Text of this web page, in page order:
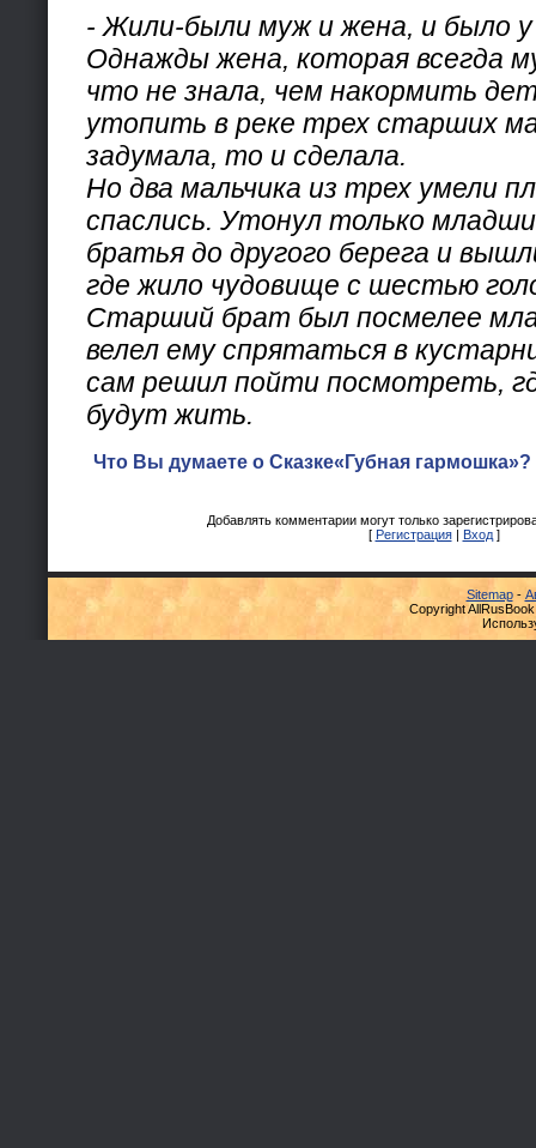
- Жили-были муж и жена, и было
Однажды жена, которая всегда
что не знала, чем накормить
утопить в реке трех старших
задумала, то и сделала.
Но два мальчика из трех умели
спаслись. Утонул только
братья до другого берега и
где жило чудовище с шестью
Старший брат был посмелее
велел ему спрятаться в
сам решил пойти посмотреть,
будут жить.
Что Вы думаете о Сказке«Губная гармошка»?
Добавлять комментарии могут только
[ Регистрация| Вход]
Sitemap-
Copyright